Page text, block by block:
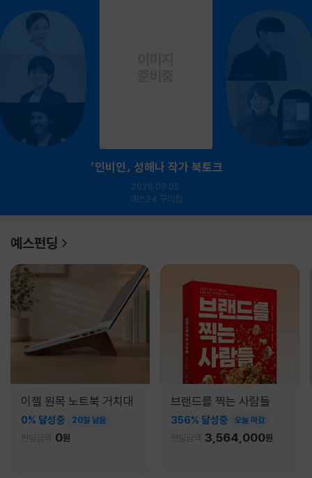
『인비인』 성해나 작가 북토크
2026.09.05.
예스24 구의점
예스펀딩
이젤 원목 노트북 거치대
0% 달성중 20일 남음
펀딩금액 0원
브랜드를 찍는 사람들
356% 달성중 오늘 마감
펀딩금액 3,564,000원